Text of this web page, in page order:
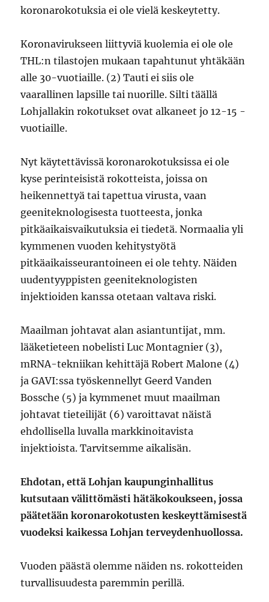
koronarokotuksia ei ole vielä keskeytetty.
Koronavirukseen liittyviä kuolemia ei ole ole
THL:n tilastojen mukaan tapahtunut yhtäkään
alle 30-vuotiaille. (2) Tauti ei siis ole
vaarallinen lapsille tai nuorille. Silti täällä
Lohjallakin rokotukset ovat alkaneet jo 12-15 -
vuotiaille.
Nyt käytettävissä koronarokotuksissa ei ole
kyse perinteisistä rokotteista, joissa on
heikennettyä tai tapettua virusta, vaan
geeniteknologisesta tuotteesta, jonka
pitkäaikaisvaikutuksia ei tiedetä. Normaalia yli
kymmenen vuoden kehitystyötä
pitkäaikaisseurantoineen ei ole tehty. Näiden
uudentyyppisten geeniteknologisten
injektioiden kanssa otetaan valtava riski.
Maailman johtavat alan asiantuntijat, mm.
lääketieteen nobelisti Luc Montagnier (3),
mRNA-tekniikan kehittäjä Robert Malone (4)
ja GAVI:ssa työskennellyt Geerd Vanden
Bossche (5) ja kymmenet muut maailman
johtavat tieteilijät (6) varoittavat näistä
ehdollisella luvalla markkinoitavista
injektioista. Tarvitsemme aikalisän.
Ehdotan, että Lohjan kaupunginhallitus
kutsutaan välittömästi hätäkokoukseen, jossa
päätetään koronarokotusten keskeyttämisestä
vuodeksi kaikessa Lohjan terveydenhuollossa.
Vuoden päästä olemme näiden ns. rokotteiden
turvallisuudesta paremmin perillä.